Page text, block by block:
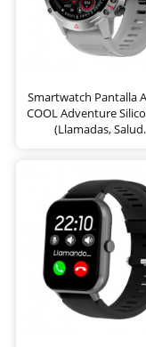
Smartwatch Pantalla
COOL Adventure
(Llamadas,